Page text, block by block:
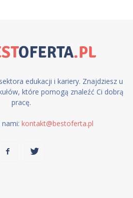
edukacji i kariery. Znajdziesz u
które pomogą znaleźć Ci dobrą
pracę.
kontakt@bestoferta.pl